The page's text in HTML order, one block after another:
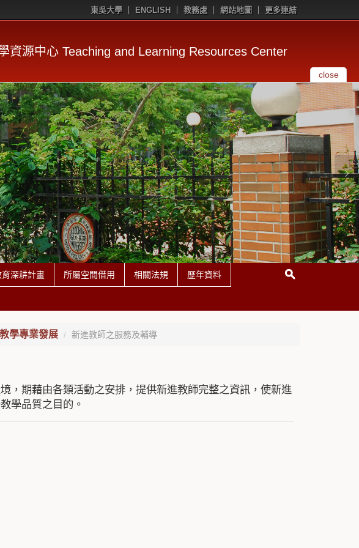
東吳大學 ENGLISH 教務處 網站地圖 更多連結
資源中心 Teaching and Learning Resources Center
close
深耕計畫 所屬空間借用 相關法規 歷年資料
學專業發展 新進教師之服務及輔導
，期藉由各類活動之安排，提供新進教師完整之資訊，使新進
學品質之目的。